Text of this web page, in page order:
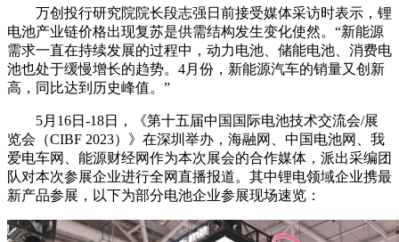
万创投行研究院院长段志强日前接受媒体采访时表示，锂
电池产业链价格出现复苏是供需结构发生变化使然。“新能源
需求一直在持续发展的过程中，动力电池、储能电池、消费电
池也处于缓慢增长的趋势。4月份，新能源汽车的销量又创新
高，同比达到历史峰值。”
5月16日-18日，《第十五届中国国际电池技术交流会/展
览会（CIBF 2023）》在深圳举办，海融网、中国电池网、我
爱电车网、能源财经网作为本次展会的合作媒体，派出采编团
队对本次参展企业进行全网直播报道。其中锂电领域企业携最
新产品参展，以下为部分电池企业参展现场速览：